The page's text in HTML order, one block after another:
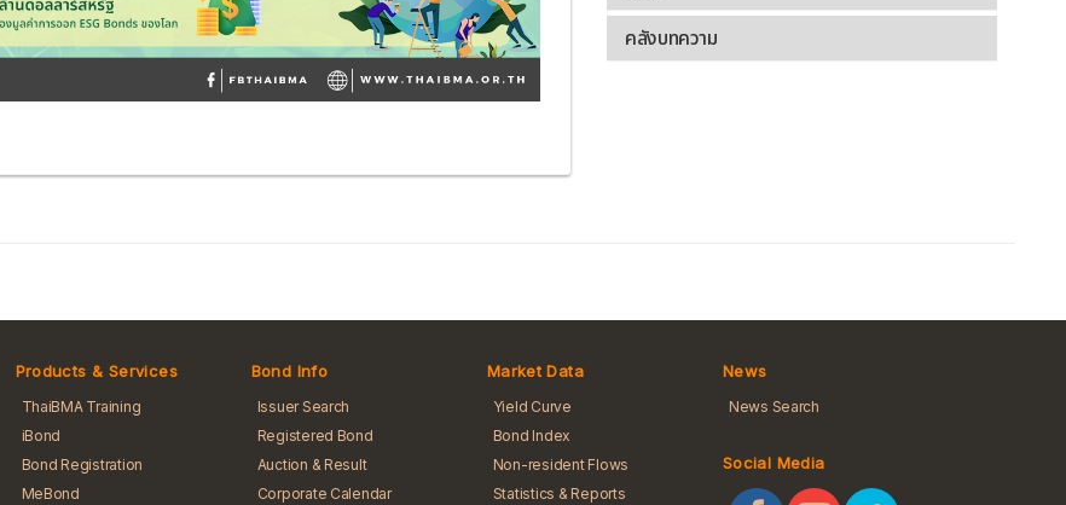
คลังบทความ
Products & Services
ThaiBMA Training
iBond
Bond Registration
MeBond
Bond Info
Issuer Search
Registered Bond
Auction & Result
Corporate Calendar
Market Data
Yield Curve
Bond Index
Non-resident Flows
Statistics & Reports
News
News Search
Social Media